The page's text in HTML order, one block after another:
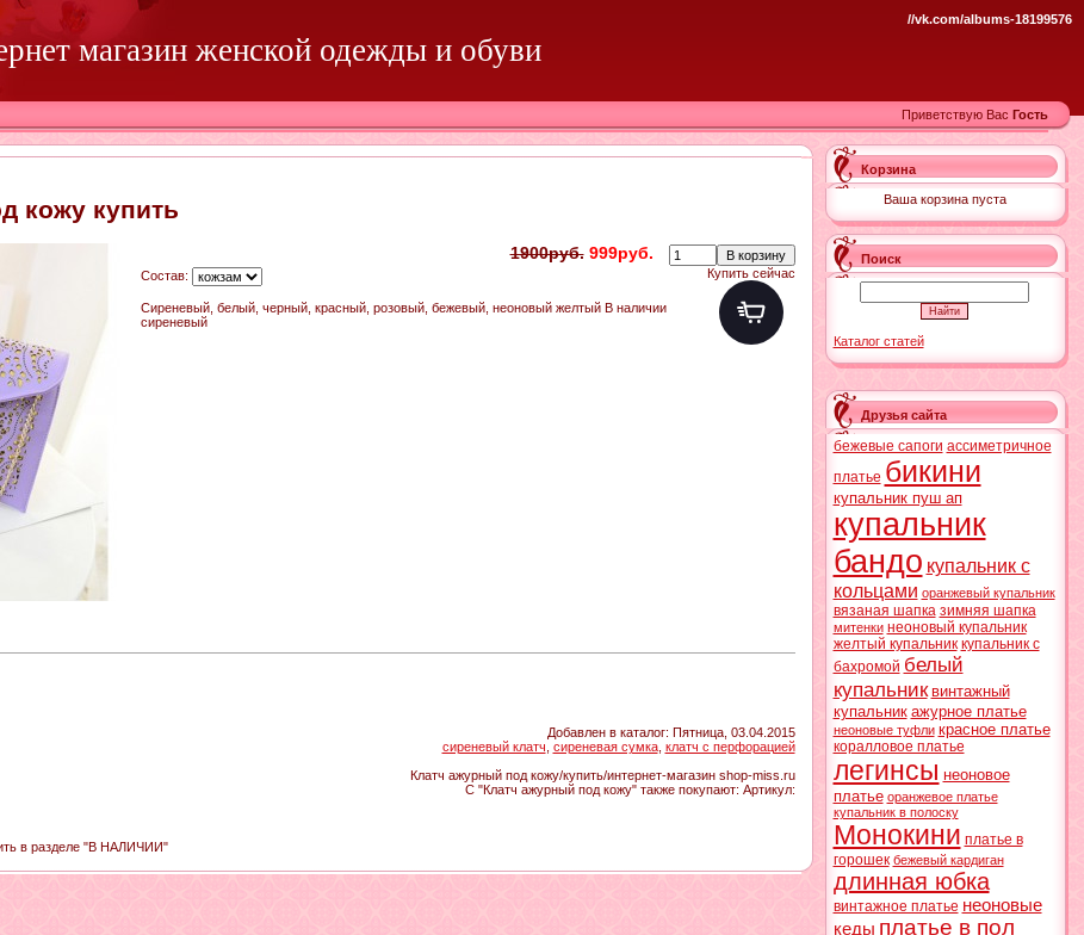
магазин женской одежды и обуви
//vk.com/albums-18199576
Приветствую Вас Гость
кожу купить
1900руб. 999руб.
Состав:
Сиреневый, белый, черный, красный, розовый, бежевый, неоновый желтый В наличии
сиреневый
Купить сейчас
Добавлен в каталог: Пятница, 03.04.2015
сиреневый клатч сиреневая сумка, клатч с перфорацией
Клатч ажурный под кожу/купить/интернет-магазин shop-miss.ru
С "Клатч ажурный под кожу" также покупают: Артикул:
в разделе "В НАЛИЧИИ"
Корзина
Ваша корзина пуста
Поиск
Каталог статей
Друзья сайта
бежевые сапоги ассиметричное
платье бикини
купальник пуш ап
купальник
бандо купальник с
кольцами оранжевый купальник
вязаная шапка зимняя шапка
митенки неоновый купальник
желтый купальник купальник с
бахромой белый
купальник винтажный
купальник ажурное платье
неоновые туфли красное платье
коралловое платье
легинсы неоновое
платье оранжевое платье
купальник в полоску
Монокини платье в
горошек бежевый кардиган
длинная юбка
винтажное платье неоновые
кеды платье в пол